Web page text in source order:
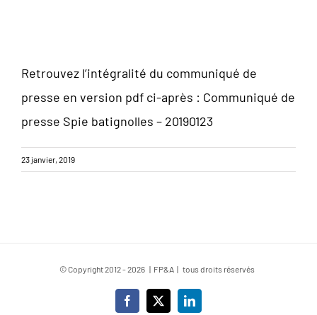
Retrouvez l’intégralité du communiqué de
presse en version pdf ci-après : Communiqué de
presse Spie batignolles – 20190123
23 janvier, 2019
© Copyright 2012 -2026 | FP&A | tous droits réservés
Facebook
X LinkedIn